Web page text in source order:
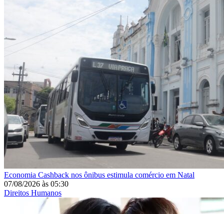
Economia Cashback nos ônibus estimula comércio em Natal
07/08/2026 às 05:30
Direitos Humanos